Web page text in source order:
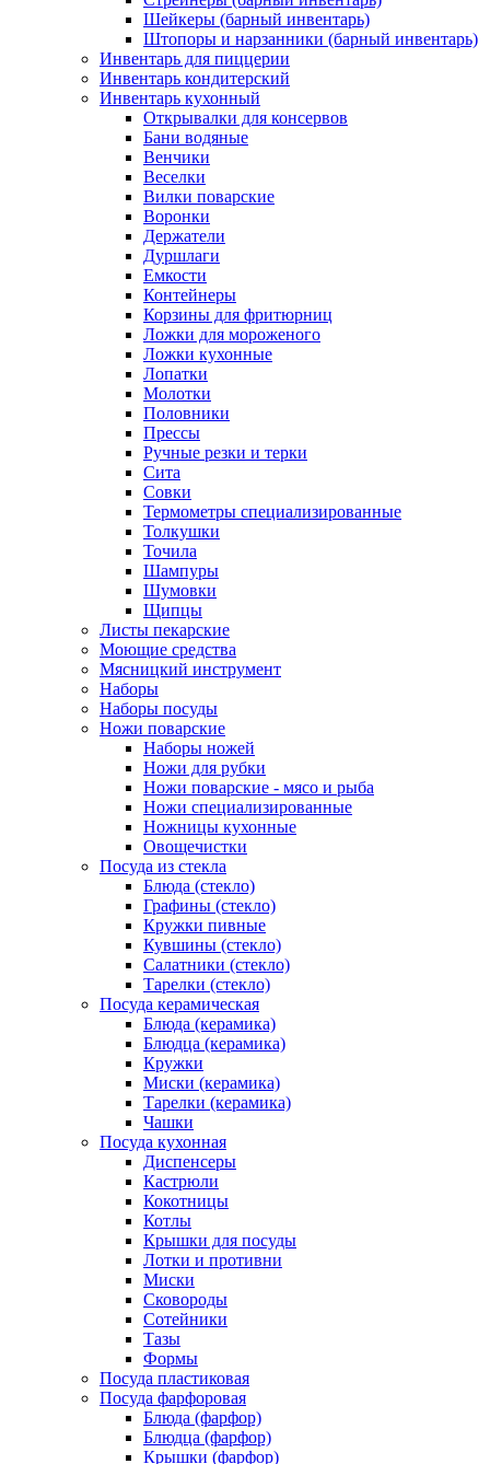
Шейкеры (барный инвентарь)
Штопоры и нарзанники (барный инвентарь)
Инвентарь для пиццерии
Инвентарь кондитерский
Инвентарь кухонный
Открывалки для консервов
Бани водяные
Венчики
Веселки
Вилки поварские
Воронки
Держатели
Дуршлаги
Емкости
Контейнеры
Корзины для фритюрниц
Ложки для мороженого
Ложки кухонные
Лопатки
Молотки
Половники
Прессы
Ручные резки и терки
Сита
Совки
Термометры специализированные
Толкушки
Точила
Шампуры
Шумовки
Щипцы
Листы пекарские
Моющие средства
Мясницкий инструмент
Наборы
Наборы посуды
Ножи поварские
Наборы ножей
Ножи для рубки
Ножи поварские - мясо и рыба
Ножи специализированные
Ножницы кухонные
Овощечистки
Посуда из стекла
Блюда (стекло)
Графины (стекло)
Кружки пивные
Кувшины (стекло)
Салатники (стекло)
Тарелки (стекло)
Посуда керамическая
Блюда (керамика)
Блюдца (керамика)
Кружки
Миски (керамика)
Тарелки (керамика)
Чашки
Посуда кухонная
Диспенсеры
Кастрюли
Кокотницы
Котлы
Крышки для посуды
Лотки и противни
Миски
Сковороды
Сотейники
Тазы
Формы
Посуда пластиковая
Посуда фарфоровая
Блюда (фарфор)
Блюдца (фарфор)
Крышки (фарфор)